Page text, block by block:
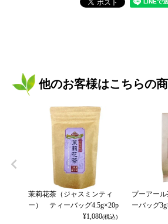
他のお客様はこちらの
茉莉花茶（ジャスミンティ
ー） ティーバッグ4.5g×20p
¥1,080(税込)
プーアー
ーバッグ